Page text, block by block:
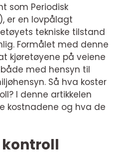
som Periodisk
er en lovpålagt
tekniske tilstand
Formålet med denne
kjøretøyene på veiene
med hensyn til
Så hva koster
I denne artikkelen
kostnadene og hva de
kontroll